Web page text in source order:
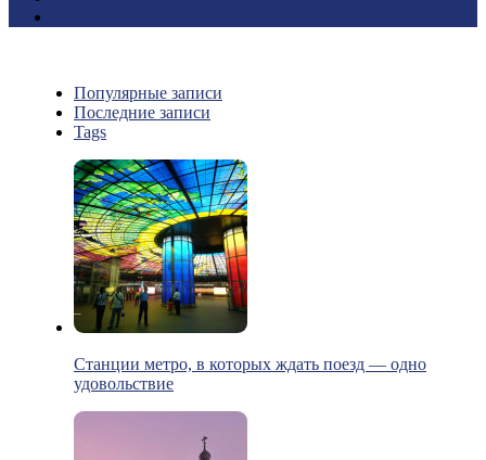
Популярные записи
Последние записи
Tags
Станции метро, в которых ждать поезд — одно
удовольствие